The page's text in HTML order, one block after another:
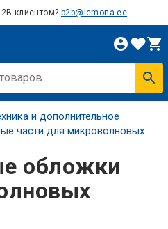
клиентом? b2b@lemona.ee
и дополнительное
части для микроволновых
обложки